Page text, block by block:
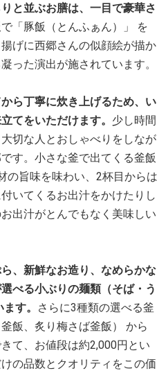
と並ぶお膳は、一目で豪華さ
「豚飯（とんふぁん）」 を
げに西郷さんの似顔絵が描か
った演出が施されています。
ら丁寧に炊き上げるため、い
てをいただけます。 少し時間
切な人とおしゃべりをしなが
す。小さな釜で出てくる釜飯
の旨味を味わい、2杯目からは
いてくるお出汁をかけたりし
出汁がとんでもなく美味しい
、新鮮なお造り、なめらかな
べる小ぶりの麺類（そば・う
す。
さらに3種類の選べる釜
飯、炙り梅さば釜飯） から
て、お値段は約2,000円とい
の品数とクオリティをこの価